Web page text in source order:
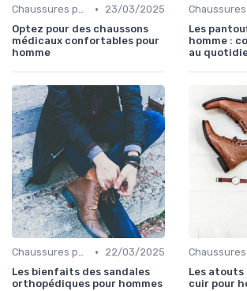
Chaussures pour Pieds Sensibles •
23/03/2025
Optez pour des chaussons
médicaux confortables pour
homme
Les
homme :
au
Chaussures pour Conditions Spécifiques •
22/03/2025
Les bienfaits des sandales
orthopédiques pour hommes
Les atouts
cuir pour